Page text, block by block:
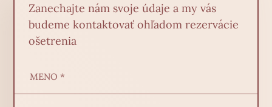
Zanechajte nám svoje údaje a my vás
budeme kontaktovať ohľadom rezervácie
ošetrenia